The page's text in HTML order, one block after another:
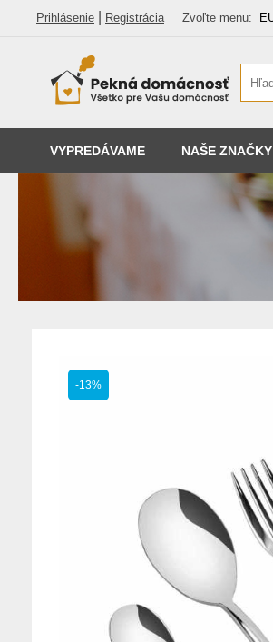
Prihlásenie Registrácia Zvoľte menu:
VYPREDÁVAME NAŠE ZNAČKY
-13%